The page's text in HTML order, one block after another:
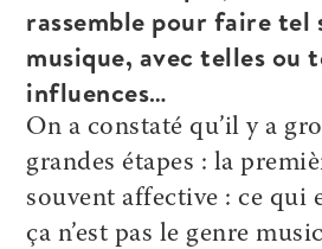
rassemble pour faire tel
musique, avec telles ou
influences…
On a constaté qu’il y a
grandes étapes : la
souvent affective : ce qui
ça n’est pas le genre